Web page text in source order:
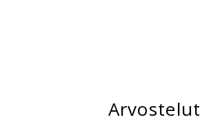
Arvostelut